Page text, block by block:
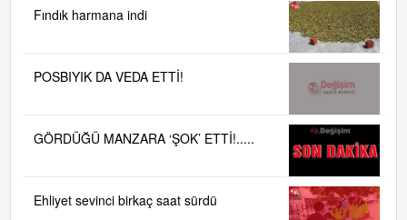
Fındık harmana indi
POSBIYIK DA VEDA ETTİ!
GÖRDÜĞÜ MANZARA ‘ŞOK’ ETTİ!.....
Ehliyet sevinci birkaç saat sürdü